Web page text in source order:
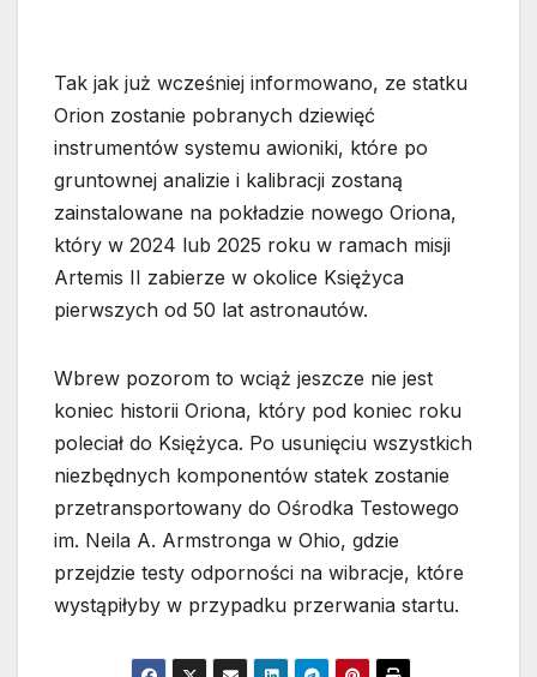
Tak jak już wcześniej informowano, ze statku
Orion zostanie pobranych dziewięć
instrumentów systemu awioniki, które po
gruntownej analizie i kalibracji zostaną
zainstalowane na pokładzie nowego Oriona,
który w 2024 lub 2025 roku w ramach misji
Artemis II zabierze w okolice Księżyca
pierwszych od 50 lat astronautów.
Wbrew pozorom to wciąż jeszcze nie jest
koniec historii Oriona, który pod koniec roku
poleciał do Księżyca. Po usunięciu wszystkich
niezbędnych komponentów statek zostanie
przetransportowany do Ośrodka Testowego
im. Neila A. Armstronga w Ohio, gdzie
przejdzie testy odporności na wibracje, które
wystąpiłyby w przypadku przerwania startu.